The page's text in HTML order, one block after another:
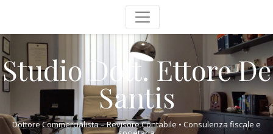
Studio Dott. Ettore De
Santis
Dottore Commercialista – Revisore Contabile • Consulenza fiscale e